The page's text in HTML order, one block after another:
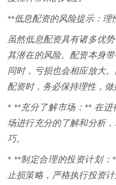
**低息配资的风险提示：理
虽然低息配资具有诸多优
其潜在的风险。配资本身
同时，亏损也会相应放大
配资时，务必保持理性，做
* **充分了解市场：** 在
场进行充分的了解和分析
巧。
* **制定合理的投资计划
止损策略，严格执行投资